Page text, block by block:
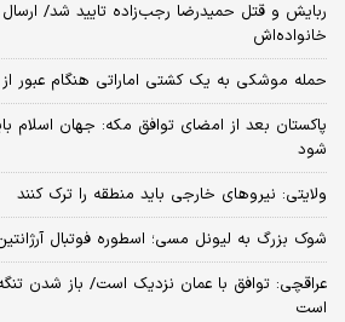
ربایش و قتل حمیدرضا رجب‌زاده تایید شد/
خانواده‌اش
حمله موشکی به یک کشتی اماراتی هنگام عبور از
پاکستان بعد از امضای توافق مکه: جهان اسلام
شود
ولایتی: نیروهای خارجی باید منطقه را ترک کنند
شوک بزرگ به لیونل مسی؛ اسطوره فوتبال
عراقچی: توافق با عمان نزدیک است/ باز شدن
است